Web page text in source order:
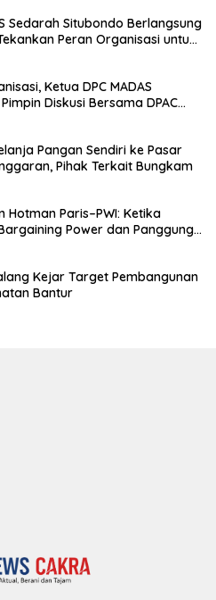
Sedarah Situbondo Berlangsung
Peran Organisasi untuk
Ketua DPC MADAS
Diskusi Bersama DPAC
Pangan Sendiri ke Pasar
Pihak Terkait Bungkam
Paris–PWI: Ketika
Power dan Panggung
Kejar Target Pembangunan
Bantur